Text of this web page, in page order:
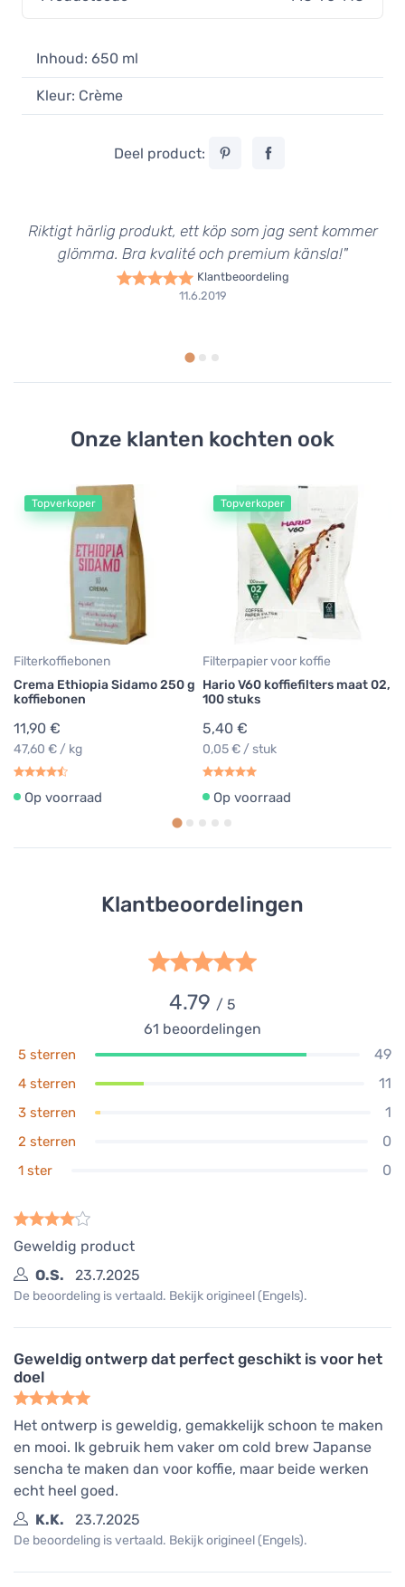
Inhoud: 650 ml
Kleur: Crème
Deel product:
Riktigt härlig produkt, ett köp som jag sent kommer
glömma. Bra kvalité och premium känsla!"
Klantbeoordeling
11.6.2019
Onze klanten kochten ook
Topverkoper
Filterkoffiebonen
Crema Ethiopia Sidamo 250 g
koffiebonen
11,90 €
47,60 € / kg
Op voorraad
Topverkoper
Filterpapier voor koffie
Hario V60 koffiefilters maat 02,
100 stuks
5,40 €
0,05 € / stuk
Op voorraad
Klantbeoordelingen
4.79 / 5
61 beoordelingen
5 sterren 49
4 sterren 11
3 sterren 1
2 sterren 0
1 ster 0
Geweldig product
O.S.
23.7.2025
De beoordeling is vertaald. Bekijk origineel (Engels).
Geweldig ontwerp dat perfect geschikt is voor het
doel
Het ontwerp is geweldig, gemakkelijk schoon te maken
en mooi. Ik gebruik hem vaker om cold brew Japanse
sencha te maken dan voor koffie, maar beide werken
echt heel goed.
K.K.
23.7.2025
De beoordeling is vertaald. Bekijk origineel (Engels).